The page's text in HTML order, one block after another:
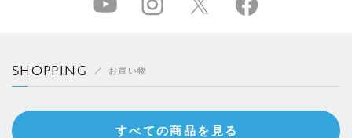
SHOPPING お買い物
すべての商品を見る